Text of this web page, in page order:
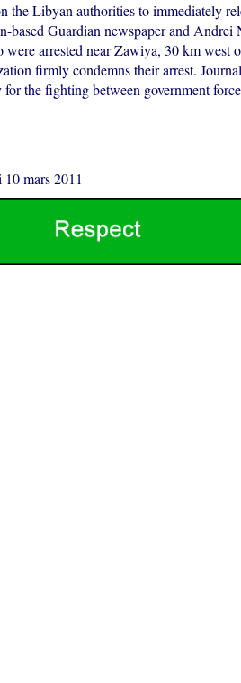
the Libyan authorities to immediately
Guardian newspaper and Andrei
arrested near Zawiya, 30 km west
firmly condemns their arrest.
the fighting between government
10 mars 2011